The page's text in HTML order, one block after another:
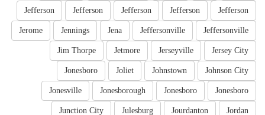
Jefferson
Jefferson
Jefferson
Jefferson
Jefferson
Jeffersonville
Jeffersonville
Jena
Jennings
Jerome
Jersey City
Jerseyville
Jetmore
Jim Thorpe
Johnson City
Johnstown
Joliet
Jonesboro
Jonesboro
Jonesboro
Jonesborough
Jonesville
Jordan
Jourdanton
Julesburg
Junction City